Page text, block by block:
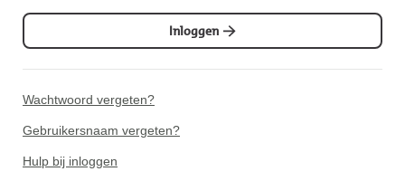
Inloggen
Wachtwoord vergeten?
Gebruikersnaam vergeten?
Hulp bij inloggen